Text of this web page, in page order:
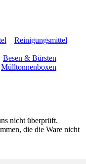
Reinigungsmittel
Besen & Bürsten
Mülltonnenboxen
nicht überprüft.
die die Ware nicht